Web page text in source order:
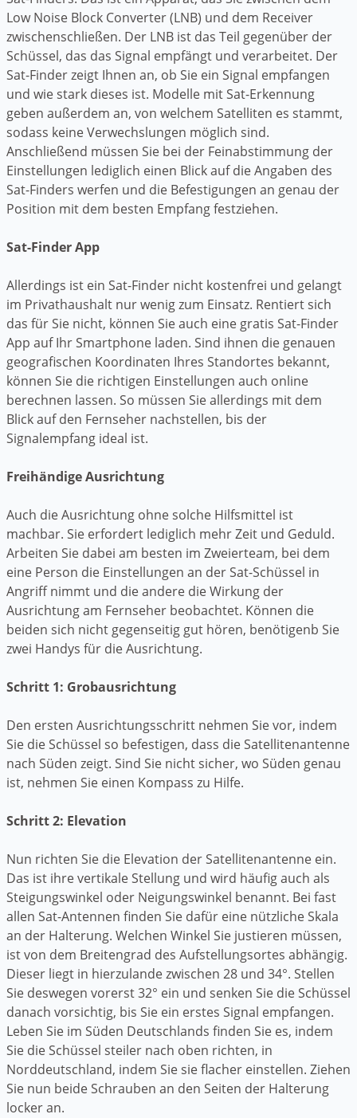
Low Noise Block Converter (LNB) und dem Receiver
zwischenschließen. Der LNB ist das Teil gegenüber der
Schüssel, das das Signal empfängt und verarbeitet. Der
Sat-Finder zeigt Ihnen an, ob Sie ein Signal empfangen
und wie stark dieses ist. Modelle mit Sat-Erkennung
geben außerdem an, von welchem Satelliten es stammt,
sodass keine Verwechslungen möglich sind.
Anschließend müssen Sie bei der Feinabstimmung der
Einstellungen lediglich einen Blick auf die Angaben des
Sat-Finders werfen und die Befestigungen an genau der
Position mit dem besten Empfang festziehen.
Sat-Finder App
Allerdings ist ein Sat-Finder nicht kostenfrei und gelangt
im Privathaushalt nur wenig zum Einsatz. Rentiert sich
das für Sie nicht, können Sie auch eine gratis Sat-Finder
App auf Ihr Smartphone laden. Sind ihnen die genauen
geografischen Koordinaten Ihres Standortes bekannt,
können Sie die richtigen Einstellungen auch online
berechnen lassen. So müssen Sie allerdings mit dem
Blick auf den Fernseher nachstellen, bis der
Signalempfang ideal ist.
Freihändige Ausrichtung
Auch die Ausrichtung ohne solche Hilfsmittel ist
machbar. Sie erfordert lediglich mehr Zeit und Geduld.
Arbeiten Sie dabei am besten im Zweierteam, bei dem
eine Person die Einstellungen an der Sat-Schüssel in
Angriff nimmt und die andere die Wirkung der
Ausrichtung am Fernseher beobachtet. Können die
beiden sich nicht gegenseitig gut hören, benötigenb Sie
zwei Handys für die Ausrichtung.
Schritt 1: Grobausrichtung
Den ersten Ausrichtungsschritt nehmen Sie vor, indem
Sie die Schüssel so befestigen, dass die Satellitenantenne
nach Süden zeigt. Sind Sie nicht sicher, wo Süden genau
ist, nehmen Sie einen Kompass zu Hilfe.
Schritt 2: Elevation
Nun richten Sie die Elevation der Satellitenantenne ein.
Das ist ihre vertikale Stellung und wird häufig auch als
Steigungswinkel oder Neigungswinkel benannt. Bei fast
allen Sat-Antennen finden Sie dafür eine nützliche Skala
an der Halterung. Welchen Winkel Sie justieren müssen,
ist von dem Breitengrad des Aufstellungsortes abhängig.
Dieser liegt in hierzulande zwischen 28 und 34°. Stellen
Sie deswegen vorerst 32° ein und senken Sie die Schüssel
danach vorsichtig, bis Sie ein erstes Signal empfangen.
Leben Sie im Süden Deutschlands finden Sie es, indem
Sie die Schüssel steiler nach oben richten, in
Norddeutschland, indem Sie sie flacher einstellen. Ziehen
Sie nun beide Schrauben an den Seiten der Halterung
locker an.